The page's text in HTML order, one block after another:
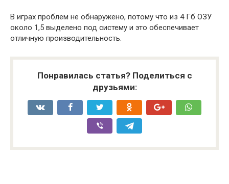
В играх проблем не обнаружено, потому что из 4 Гб ОЗУ
около 1,5 выделено под систему и это обеспечивает
отличную производительность.
Понравилась статья? Поделиться с
друзьями: